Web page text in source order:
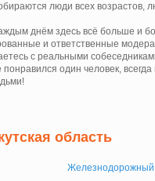
люди всех возрастов,
днём здесь всё больше и
и ответственные
с реальными
один человек,
область
Железнодорожный